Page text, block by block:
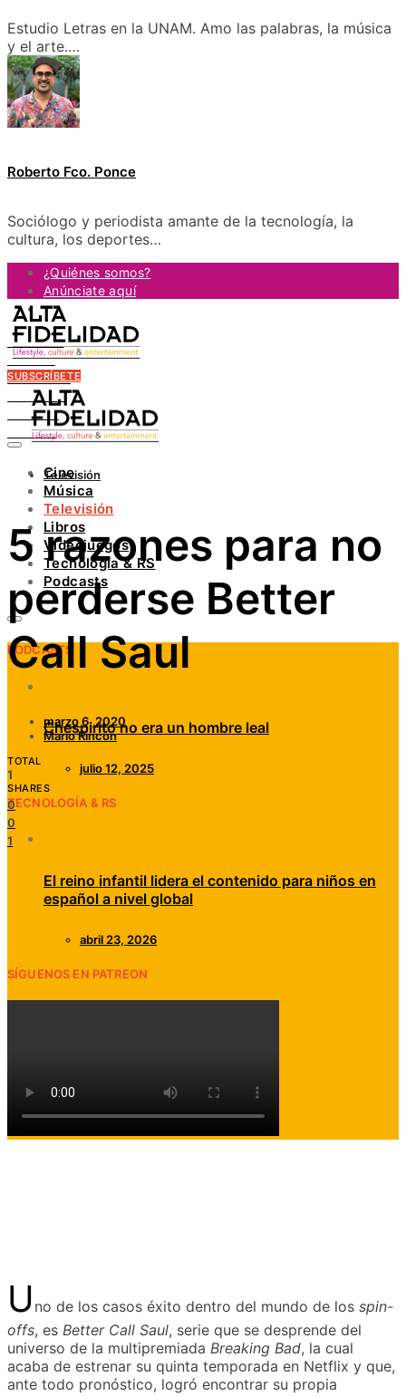
Estudio Letras en la UNAM. Amo las palabras, la música
y el arte.…
Roberto Fco. Ponce
Sociólogo y periodista amante de la tecnología, la
cultura, los deportes…
¿Quiénes somos?
Anúnciate aquí
Contacto
FACEBOOK
TWITTER
INSTAGRAM
PINTEREST
YOUTUBE
LINKEDIN
SUBSCRÍBETE
Cine
Música
Televisión
Libros
Videojuegos
Tecnología & RS
Podcasts
PODCASTS
Chespirito no era un hombre leal
julio 12, 2025
TECNOLOGÍA & RS
El reino infantil lidera el contenido para niños en
español a nivel global
abril 23, 2026
SÍGUENOS EN PATREON
Televisión
5 razones para no
perderse Better
Call Saul
marzo 6, 2020
Mario Rincón
TOTAL
1
SHARES
0
0
1
U no de los casos éxito dentro del mundo de los spin-
offs, es Better Call Saul, serie que se desprende del
universo de la multipremiada Breaking Bad, la cual
acaba de estrenar su quinta temporada en Netflix y que,
ante todo pronóstico, logró encontrar su propia